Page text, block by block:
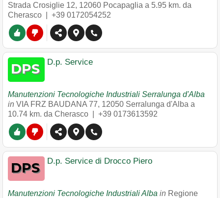
Strada Crosiglie 12, 12060 Pocapaglia a 5.95 km. da
Cherasco | +39 0172054252
D.p. Service
Manutenzioni Tecnologiche Industriali Serralunga d'Alba
in VIA FRZ BAUDANA 77, 12050 Serralunga d'Alba a
10.74 km. da Cherasco | +39 0173613592
D.p. Service di Drocco Piero
Manutenzioni Tecnologiche Industriali Alba in Regione